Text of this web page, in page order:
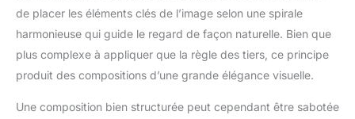
de placer les éléments clés de l’image selon une spirale
harmonieuse qui guide le regard de façon naturelle. Bien que
plus complexe à appliquer que la règle des tiers, ce principe
produit des compositions d’une grande élégance visuelle.
Une composition bien structurée peut cependant être sabotée